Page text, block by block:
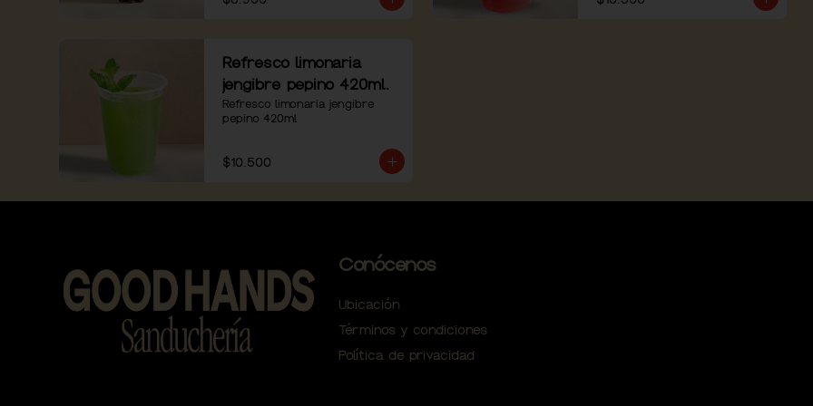
Refresco limonaria
jengibre pepino 420ml.
Refresco limonaria jengibre
pepino 420ml
$10.500
Conócenos
Ubicación
Términos y condiciones
Política de privacidad